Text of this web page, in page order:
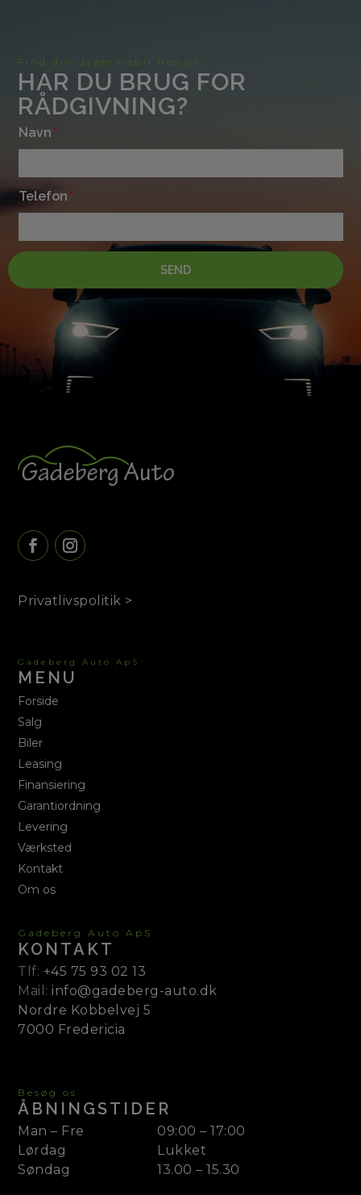
Find din drømmebil hos os
HAR DU BRUG FOR
RÅDGIVNING?
Navn
Telefon
SEND
Privatlivspolitik >
Gadeberg Auto ApS
MENU
Forside
Salg
Biler
Leasing
Finansiering
Garantiordning
Levering
Værksted
Kontakt
Om os
Gadeberg Auto ApS
KONTAKT
Tlf: +45 75 93 02 13
Mail: info@gadeberg-auto.dk
Nordre Kobbelvej 5
7000 Fredericia
Besøg os
ÅBNINGSTIDER
Man – Fre
09:00 – 17:00
Lørdag
Lukket
Søndag
13.00 – 15.30